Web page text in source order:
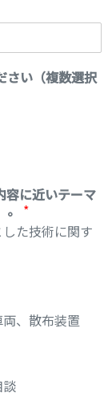
さい（複数選択
容に近いテーマ
*
た技術に関す
、散布装置